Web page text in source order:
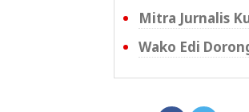
Mitra Jurnalis
Wako Edi